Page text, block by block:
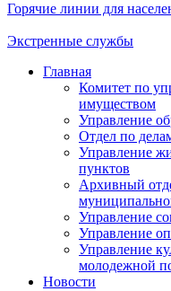
Горячие линии для
Экстренные службы
Главная
Комитет по
имуществом
Управление
Отдел по
Управление
пунктов
Архивный
Управление
Управление
Управление
молодежной
Новости